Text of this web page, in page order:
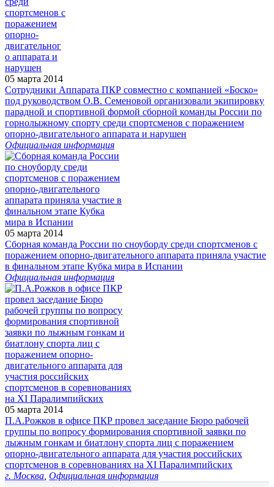
05 марта 2014
Сотрудники Аппарата ПКР совместно с компанией «Боско»
под руководством О.В. Семеновой организовали экипировку
парадной и спортивной формой сборной команды России по
горнолыжному спорту среди спортсменов с поражением
опорно-двигательного аппарата и нарушен
Официальная информация
05 марта 2014
Сборная команда России по сноуборду среди спортсменов с
поражением опорно-двигательного аппарата приняла участие
в финальном этапе Кубка мира в Испании
Официальная информация
05 марта 2014
П.А.Рожков в офисе ПКР провел заседание Бюро рабочей
группы по вопросу формирования спортивной заявки по
лыжным гонкам и биатлону спорта лиц с поражением
опорно-двигательного аппарата для участия российских
спортсменов в соревнованиях на XI Паралимпийских
г. Москва Официальная информация